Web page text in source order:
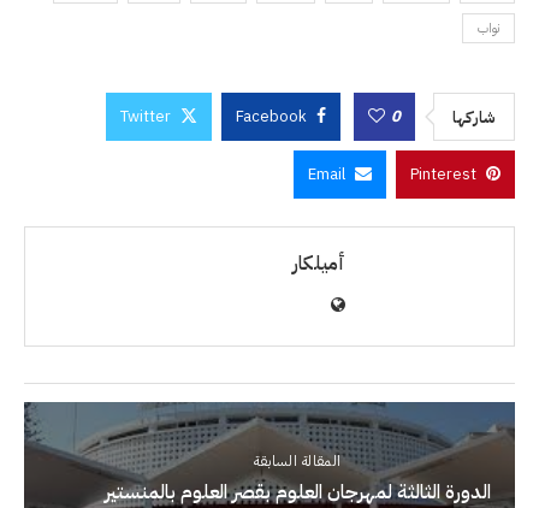
نواب
شاركها 0
Facebook
Twitter
Pinterest
Email
أميلكار
المقالة السابقة
الدورة الثالثة لمهرجان العلوم بقصر العلوم بالمنستير